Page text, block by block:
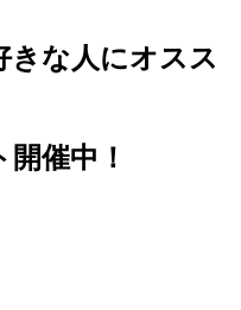
きな人にオスス
催中！